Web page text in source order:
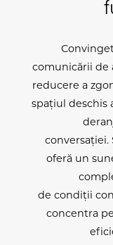
comunicării de
reducere a
spațiul deschis
conversației.
oferă un
de condiții
concentra